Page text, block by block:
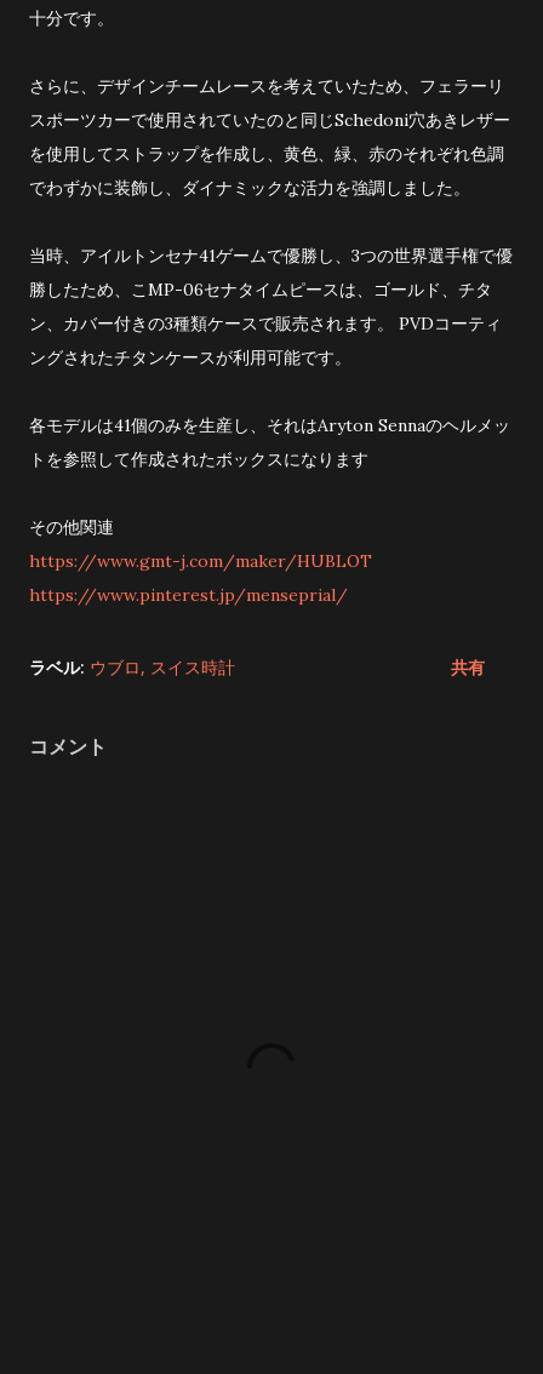
十分です。
さらに、デザインチームレースを考えていたため、フェラーリ
スポーツカーで使用されていたのと同じSchedoni穴あきレザー
を使用してストラップを作成し、黄色、緑、赤のそれぞれ色調
でわずかに装飾し、ダイナミックな活力を強調しました。
当時、アイルトンセナ41ゲームで優勝し、3つの世界選手権で優
勝したため、こMP-06セナタイムピースは、ゴールド、チタ
ン、カバー付きの3種類ケースで販売されます。 PVDコーティ
ングされたチタンケースが利用可能です。
各モデルは41個のみを生産し、それはAryton Sennaのヘルメッ
トを参照して作成されたボックスになります
その他関連
https://www.gmt-j.com/maker/HUBLOT
https://www.pinterest.jp/menseprial/
ラベル: ウブロ スイス時計 共有
コメント